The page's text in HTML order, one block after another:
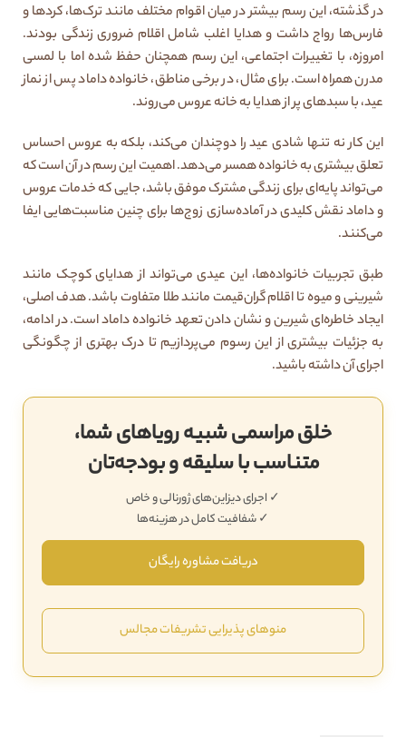
در گذشته، این رسم بیشتر در میان اقوام مختلف مانند ترک‌ها، کردها و
فارس‌ها رواج داشت و هدایا اغلب شامل اقلام ضروری زندگی بودند.
امروزه، با تغییرات اجتماعی، این رسم همچنان حفظ شده اما با لمسی
مدرن همراه است. برای مثال، در برخی مناطق، خانواده داماد پس از نماز
عید، با سبدهای پر از هدایا به خانه عروس می‌روند.
این کار نه تنها شادی عید را دوچندان می‌کند، بلکه به عروس احساس
تعلق بیشتری به خانواده همسر می‌دهد. اهمیت این رسم در آن است که
می‌تواند پایه‌ای برای زندگی مشترک موفق باشد، جایی که خدمات عروس
و داماد نقش کلیدی در آماده‌سازی زوج‌ها برای چنین مناسبت‌هایی ایفا
می‌کنند.
طبق تجربیات خانواده‌ها، این عیدی می‌تواند از هدایای کوچک مانند
شیرینی و میوه تا اقلام گران‌قیمت مانند طلا متفاوت باشد. هدف اصلی،
ایجاد خاطره‌ای شیرین و نشان دادن تعهد خانواده داماد است. در ادامه،
به جزئیات بیشتری از این رسوم می‌پردازیم تا درک بهتری از چگونگی
اجرای آن داشته باشید.
خلق مراسمی شبیه رویاهای شما،
متناسب با سلیقه و بودجه‌تان
✓ اجرای دیزاین‌های ژورنالی و خاص
✓ شفافیت کامل در هزینه‌ها
دریافت مشاوره رایگان
منوهای پذیرایی تشریفات مجالس